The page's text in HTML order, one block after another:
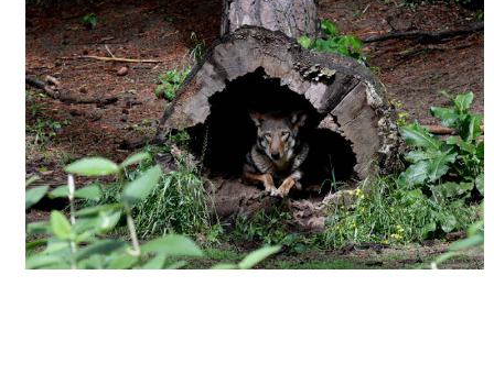
ΔΙΕΘΝΗ
ΕΦΗΜΕΡΙΔΑ Η ΠΑΡΓΑ
ΠΛΗΡΟΦΟΡΙΕΣ